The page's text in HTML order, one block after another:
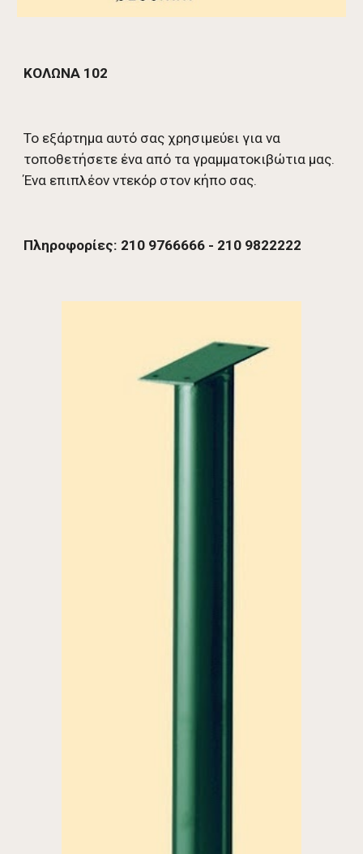
ΚΟΛΩΝΑ 102
Το εξάρτημα αυτό σας χρησιμεύει για να
τοποθετήσετε ένα από τα γραμματοκιβώτια μας.
Ένα επιπλέον ντεκόρ στον κήπο σας.
Πληροφορίες: 210 9766666 - 210 9822222